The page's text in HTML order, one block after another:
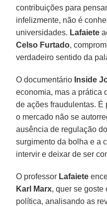
contribuições para
infelizmente, não é
universidades. Lafaiete
Celso Furtado,
verdadeiro sentido da
O documentário Inside
economia, mas a prática
de ações fraudulentas. É
o mercado não se
ausência de regulação
surgimento da bolha e a
intervir e deixar de ser
O professor Lafaiete
Karl Marx, quer se goste
política, analisando as